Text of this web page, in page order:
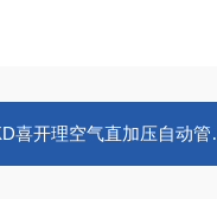
喜开理空气直加压自动管夹阀